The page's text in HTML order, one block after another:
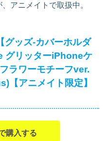
、アニメイトで取扱中。
グッズ-カバーホルダ
グリッターiPhoneケ
ラワーモチーフver.
【アニメイト限定】
購入する